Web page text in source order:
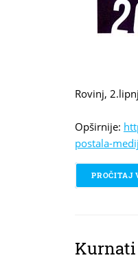
Rovinj,
Opširnije:
postala-
PROČITAJ
Kurnati